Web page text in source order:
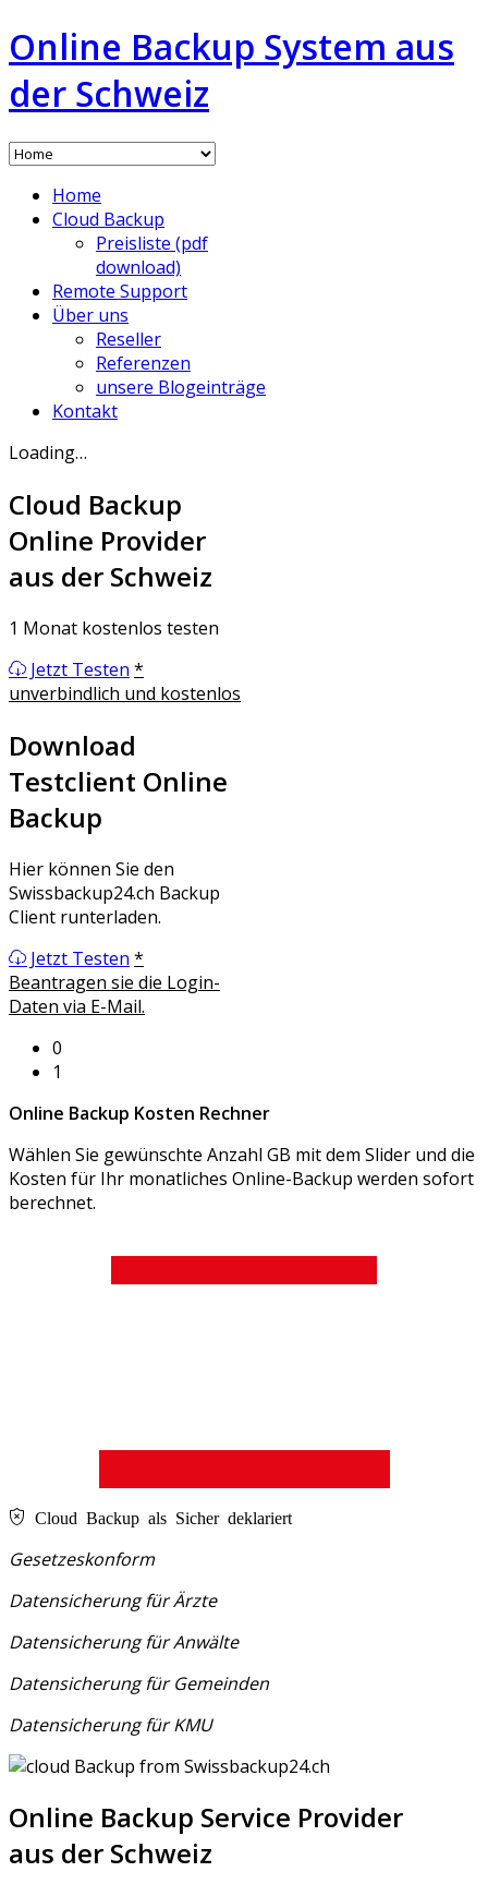
Online Backup System aus
der Schweiz
Home
Cloud Backup
Preisliste (pdf
download)
Remote Support
Über uns
Reseller
Referenzen
unsere Blogeinträge
Kontakt
Loading…
Cloud Backup
Online Provider
aus der Schweiz
1 Monat kostenlos testen
Jetzt Testen *
unverbindlich und kostenlos
Download
Testclient Online
Backup
Hier können Sie den
Swissbackup24.ch Backup
Client runterladen.
Jetzt Testen *
Beantragen sie die Login-
Daten via E-Mail.
0
1
Online Backup Kosten Rechner
Wählen Sie gewünschte Anzahl GB mit dem Slider und die
Kosten für Ihr monatliches Online-Backup werden sofort
berechnet.
Cloud Backup als Sicher deklariert
Gesetzeskonform
Datensicherung für Ärzte
Datensicherung für Anwälte
Datensicherung für Gemeinden
Datensicherung für KMU
Online Backup Service Provider
aus der Schweiz